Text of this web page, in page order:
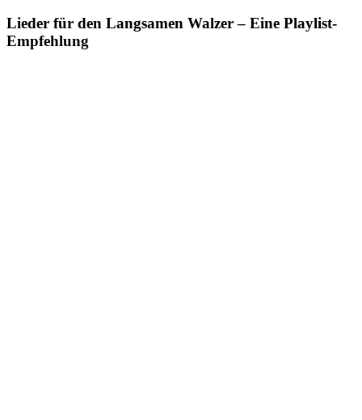
Lieder für den Langsamen Walzer – Eine Playlist-
Empfehlung